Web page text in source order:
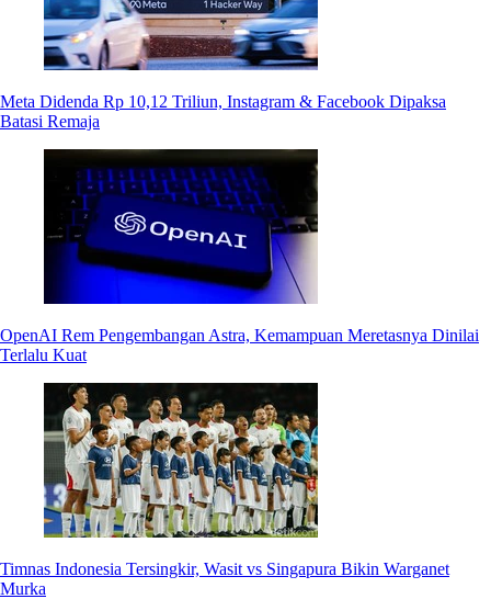
Meta Didenda Rp 10,12 Triliun, Instagram & Facebook Dipaksa
Batasi Remaja
OpenAI Rem Pengembangan Astra, Kemampuan Meretasnya Dinilai
Terlalu Kuat
Timnas Indonesia Tersingkir, Wasit vs Singapura Bikin Warganet
Murka